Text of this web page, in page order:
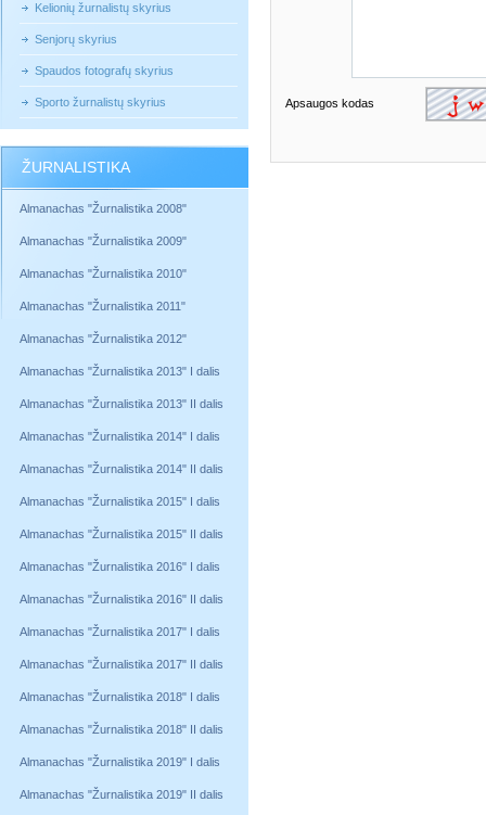
Kelionių žurnalistų skyrius
Senjorų skyrius
Spaudos fotografų skyrius
Sporto žurnalistų skyrius
ŽURNALISTIKA
Almanachas "Žurnalistika 2008"
Almanachas "Žurnalistika 2009"
Almanachas "Žurnalistika 2010"
Almanachas "Žurnalistika 2011"
Almanachas "Žurnalistika 2012"
Almanachas "Žurnalistika 2013" I dalis
Almanachas "Žurnalistika 2013" II dalis
Almanachas "Žurnalistika 2014" I dalis
Almanachas "Žurnalistika 2014" II dalis
Almanachas "Žurnalistika 2015" I dalis
Almanachas "Žurnalistika 2015" II dalis
Almanachas "Žurnalistika 2016" I dalis
Almanachas "Žurnalistika 2016" II dalis
Almanachas "Žurnalistika 2017" I dalis
Almanachas "Žurnalistika 2017" II dalis
Almanachas "Žurnalistika 2018" I dalis
Almanachas "Žurnalistika 2018" II dalis
Almanachas "Žurnalistika 2019" I dalis
Almanachas "Žurnalistika 2019" II dalis
Apsaugos kodas